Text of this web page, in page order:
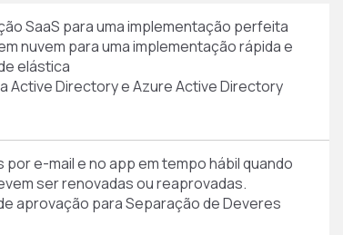
SaaS para uma implementação perfeita
nuvem para uma implementação rápida e
elástica
Active Directory e Azure Active Directory
e-mail e no app em tempo hábil quando
ser renovadas ou reaprovadas.
aprovação para Separação de Deveres